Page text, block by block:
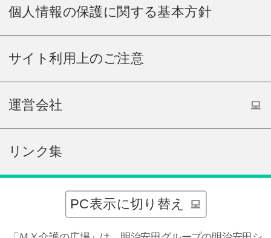
個人情報の保護に関する基本方針
サイト利用上のご注意
運営会社
リンク集
PC表示に切り替え